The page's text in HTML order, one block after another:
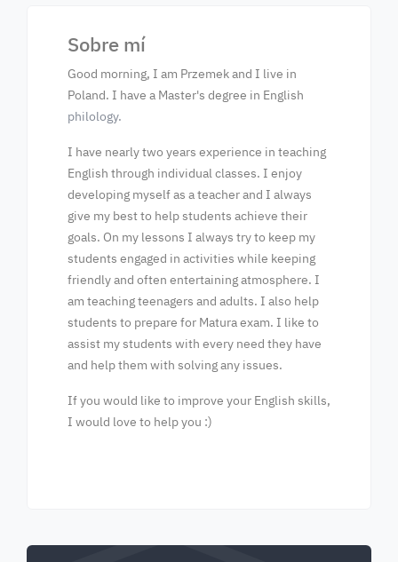
Sobre mí
Good morning, I am Przemek and I live in
Poland. I have a Master's degree in English
philology.
I have nearly two years experience in teaching
English through individual classes. I enjoy
developing myself as a teacher and I always
give my best to help students achieve their
goals. On my lessons I always try to keep my
students engaged in activities while keeping
friendly and often entertaining atmosphere. I
am teaching teenagers and adults. I also help
students to prepare for Matura exam. I like to
assist my students with every need they have
and help them with solving any issues.
If you would like to improve your English skills,
I would love to help you :)